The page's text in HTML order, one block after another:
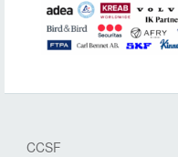
CCSF